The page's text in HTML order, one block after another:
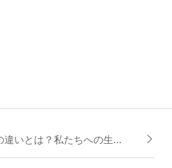
いとは？私たちへの生...